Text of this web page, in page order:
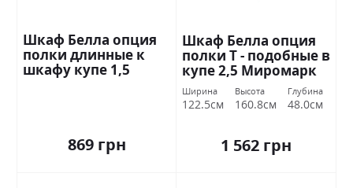
Шкаф Белла опция
полки длинные к
шкафу купе 1,5
869 грн
Шкаф Белла опция
полки Т - подобные в
купе 2,5 Миромарк
Ширина
122.5см
Высота
160.8см
Глубина
48.0см
1 562 грн